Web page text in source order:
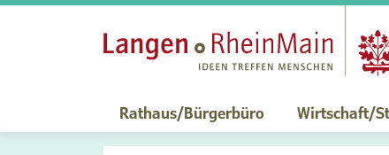
Rathaus/Bürgerbüro Wirtschaft/